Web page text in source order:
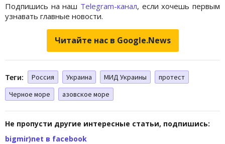
Подпишись на наш Telegram-канал, если хочешь первым
узнавать главные новости.
Читайте нас в Google.News
Теги: Россия Украина МИД Украины
протест
Черное море
азовское море
Не пропусти другие интересные статьи, подпишись:
bigmir)net в facebook